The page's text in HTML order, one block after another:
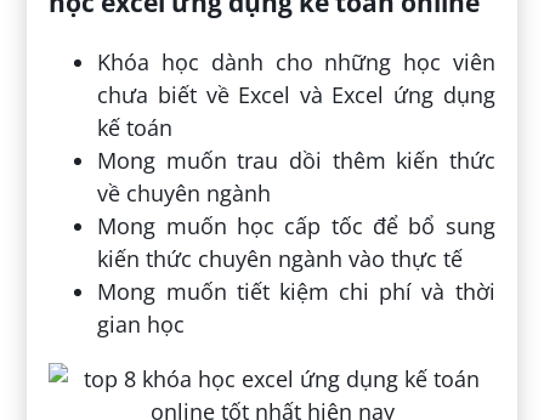
Khóa học dành cho những học viên
chưa biết về Excel và Excel ứng dụng
kế toán
Mong muốn trau dồi thêm kiến thức
về chuyên ngành
Mong muốn học cấp tốc để bổ sung
kiến thức chuyên ngành vào thực tế
Mong muốn tiết kiệm chi phí và thời
gian học